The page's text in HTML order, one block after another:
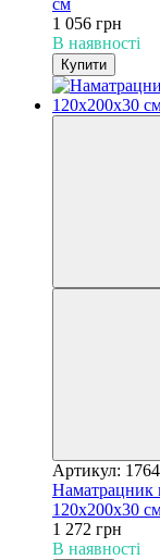
1 056 грн
В наявності
Купити
Артикул:
Наматрацник
120х200х30
1 272 грн
В наявності